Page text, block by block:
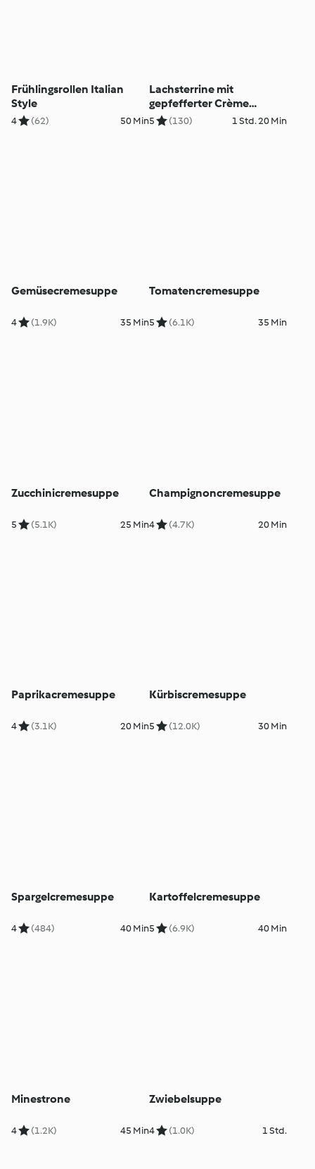
Frühlingsrollen Italian
Style
4 (62) 50 Min
Lachsterrine mit
gepfefferter Crème
fraîche
5 (130) 1 Std. 20 Min
Gemüsecremesuppe
4 (1.9K) 35 Min
Tomatencremesuppe
5 (6.1K) 35 Min
Zucchinicremesuppe
5 (5.1K) 25 Min
Champignoncremesuppe
4 (4.7K) 20 Min
Paprikacremesuppe
4 (3.1K) 20 Min
Kürbiscremesuppe
5 (12.0K) 30 Min
Spargelcremesuppe
4 (484) 40 Min
Kartoffelcremesuppe
5 (6.9K) 40 Min
Minestrone
4 (1.2K) 45 Min
Zwiebelsuppe
4 (1.0K) 1 Std.